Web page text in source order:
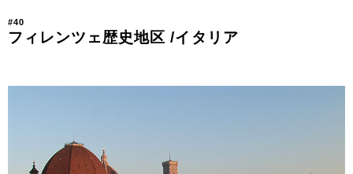
#40
フィレンツェ歴史地区 /イタリア